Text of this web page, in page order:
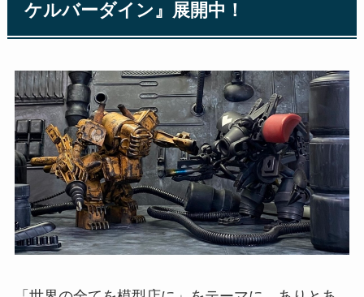
ケルバーダイン』展開中！